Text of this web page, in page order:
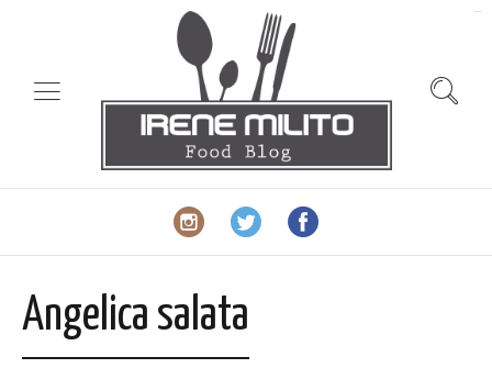
Angelica salata